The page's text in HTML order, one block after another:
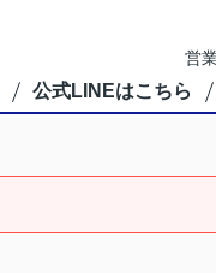
営
公式LINEはこちら